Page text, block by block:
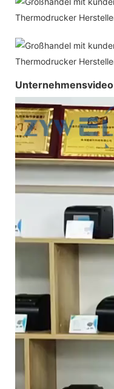
Unternehmensvideo